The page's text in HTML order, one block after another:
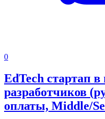
0
EdTech стартап
разработчиков
оплаты, Middle/